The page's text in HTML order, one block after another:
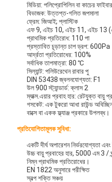
মিডিয়া: পলিপ্রোপিলিন বা কাচের
বিভাজক: উত্তপ্ত-গলিত জপমালা
ফ্রেম: জিআই; প্লাস্টিক
এফ 9, এইচ 10, এইচ 11, এইচ 13
প্রাথমিক প্রতিরোধ: 110 পা
প্রস্তাবিত চূড়ান্ত চাপ ড্রপ: 600Pa
আর্দ্রতা প্রতিরোধের: 100%
সর্বাধিক তাপমাত্রা: 80 ℃
সিল্যান্ট: পলিউরেথেন রাবার পু
DIN 53438 জ্বলনযোগ্যতা: F1
উল 900 স্ট্যান্ডার্ড: ক্লাস 2
ম্যাক্স.এয়ার প্রবাহ হার: রেটযুক্ত বায়ু
গসকেট: এক টুকরো আধা রাউন্ড
বাক্সে বা একক ফ্ল্যাঞ্জ প্রকারে উপলব্ধ।
প্রতিযোগিতামূলক সুবিধা:
একটি দীর্ঘ অপারেশন নির্ভরযোগ্যতা
উচ্চ বায়ু প্রবাহের হার, 5000 এম 3 /
নিম্ন প্রাথমিক প্রতিরোধের।
EN 1822 অনুসারে পরীক্ষিত
স্বল্প শক্তি সঞ্চয়